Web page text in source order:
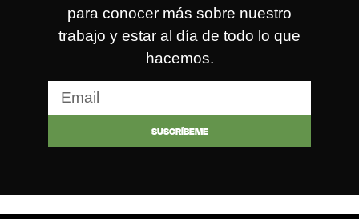
para conocer más sobre nuestro
trabajo y estar al día de todo lo que
hacemos.
SUSCRÍBEME